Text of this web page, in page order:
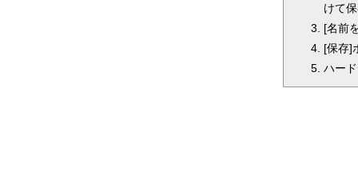
けて
[名前
[保存]
ハー